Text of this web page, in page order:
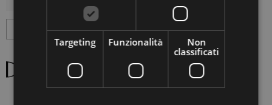
Targeting Funzionalità
Non
classificati